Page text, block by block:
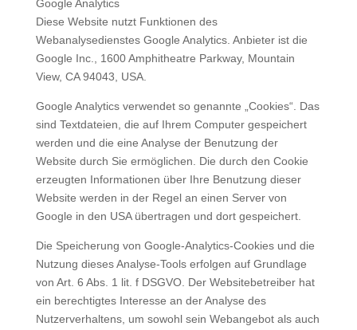
Google Analytics
Diese Website nutzt Funktionen des
Webanalysedienstes Google Analytics. Anbieter ist die
Google Inc., 1600 Amphitheatre Parkway, Mountain
View, CA 94043, USA.
Google Analytics verwendet so genannte „Cookies“. Das
sind Textdateien, die auf Ihrem Computer gespeichert
werden und die eine Analyse der Benutzung der
Website durch Sie ermöglichen. Die durch den Cookie
erzeugten Informationen über Ihre Benutzung dieser
Website werden in der Regel an einen Server von
Google in den USA übertragen und dort gespeichert.
Die Speicherung von Google-Analytics-Cookies und die
Nutzung dieses Analyse-Tools erfolgen auf Grundlage
von Art. 6 Abs. 1 lit. f DSGVO. Der Websitebetreiber hat
ein berechtigtes Interesse an der Analyse des
Nutzerverhaltens, um sowohl sein Webangebot als auch